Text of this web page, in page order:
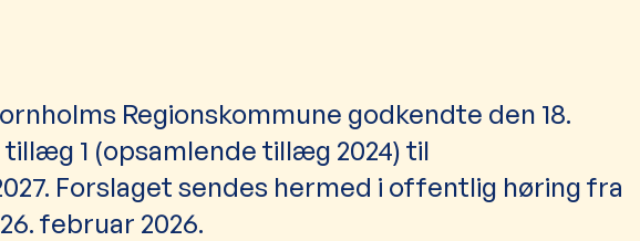
Regionskommune godkendte den 18.
1 (opsamlende tillæg 2024) til
Forslaget sendes hermed i offentlig høring fra
februar 2026.